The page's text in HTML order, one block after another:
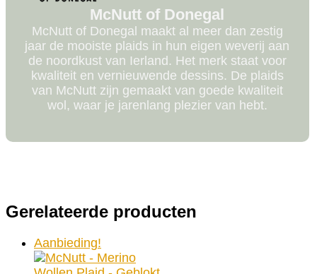
McNutt of Donegal
McNutt of Donegal maakt al meer dan zestig
jaar de mooiste plaids in hun eigen weverij aan
de noordkust van Ierland. Het merk staat voor
kwaliteit en vernieuwende dessins. De plaids
van McNutt zijn gemaakt van goede kwaliteit
wol, waar je jarenlang plezier van hebt.
Gerelateerde producten
Aanbieding!